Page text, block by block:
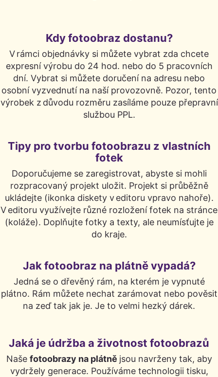
Kdy fotoobraz dostanu?
V rámci objednávky si můžete vybrat zda chcete
expresní výrobu do 24 hod. nebo do 5 pracovních
dní. Vybrat si můžete doručení na adresu nebo
osobní vyzvednutí na naší provozovně. Pozor, tento
výrobek z důvodu rozměru zasíláme pouze přepravní
službou PPL.
Tipy pro tvorbu fotoobrazu z vlastních
fotek
Doporučujeme se zaregistrovat, abyste si mohli
rozpracovaný projekt uložit. Projekt si průběžně
ukládejte (ikonka diskety v editoru vpravo nahoře).
V editoru využívejte různé rozložení fotek na stránce
(koláže). Doplňujte fotky a texty, ale neumísťujte je
do kraje.
Jak fotoobraz na plátně vypadá?
Jedná se o dřevěný rám, na kterém je vypnuté
plátno. Rám můžete nechat zarámovat nebo pověsit
na zeď tak jak je. Je to velmi hezký dárek.
Jaká je údržba a životnost fotoobrazů
Naše fotoobrazy na plátně jsou navrženy tak, aby
vydržely generace. Používáme technologii tisku,